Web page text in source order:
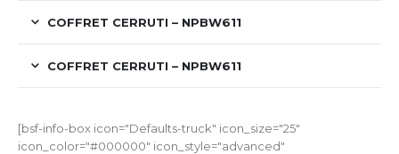
COFFRET CERRUTI – NPBW611
COFFRET CERRUTI – NPBW611
[bsf-info-box icon="Defaults-truck" icon_size="25"
icon_color="#000000" icon_style="advanced"